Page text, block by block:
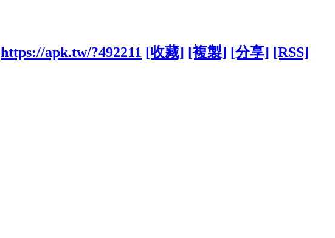
https://apk.tw/?492211 [收藏] [複製] [分享] [RSS]